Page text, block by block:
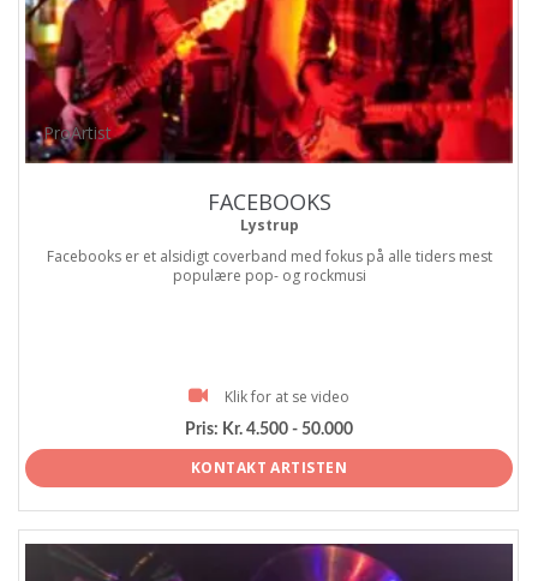
ProArtist
FACEBOOKS
Lystrup
Facebooks er et alsidigt coverband med fokus på alle tiders mest
populære pop- og rockmusi
Klik for at se video
Pris: Kr. 4.500 - 50.000
KONTAKT ARTISTEN